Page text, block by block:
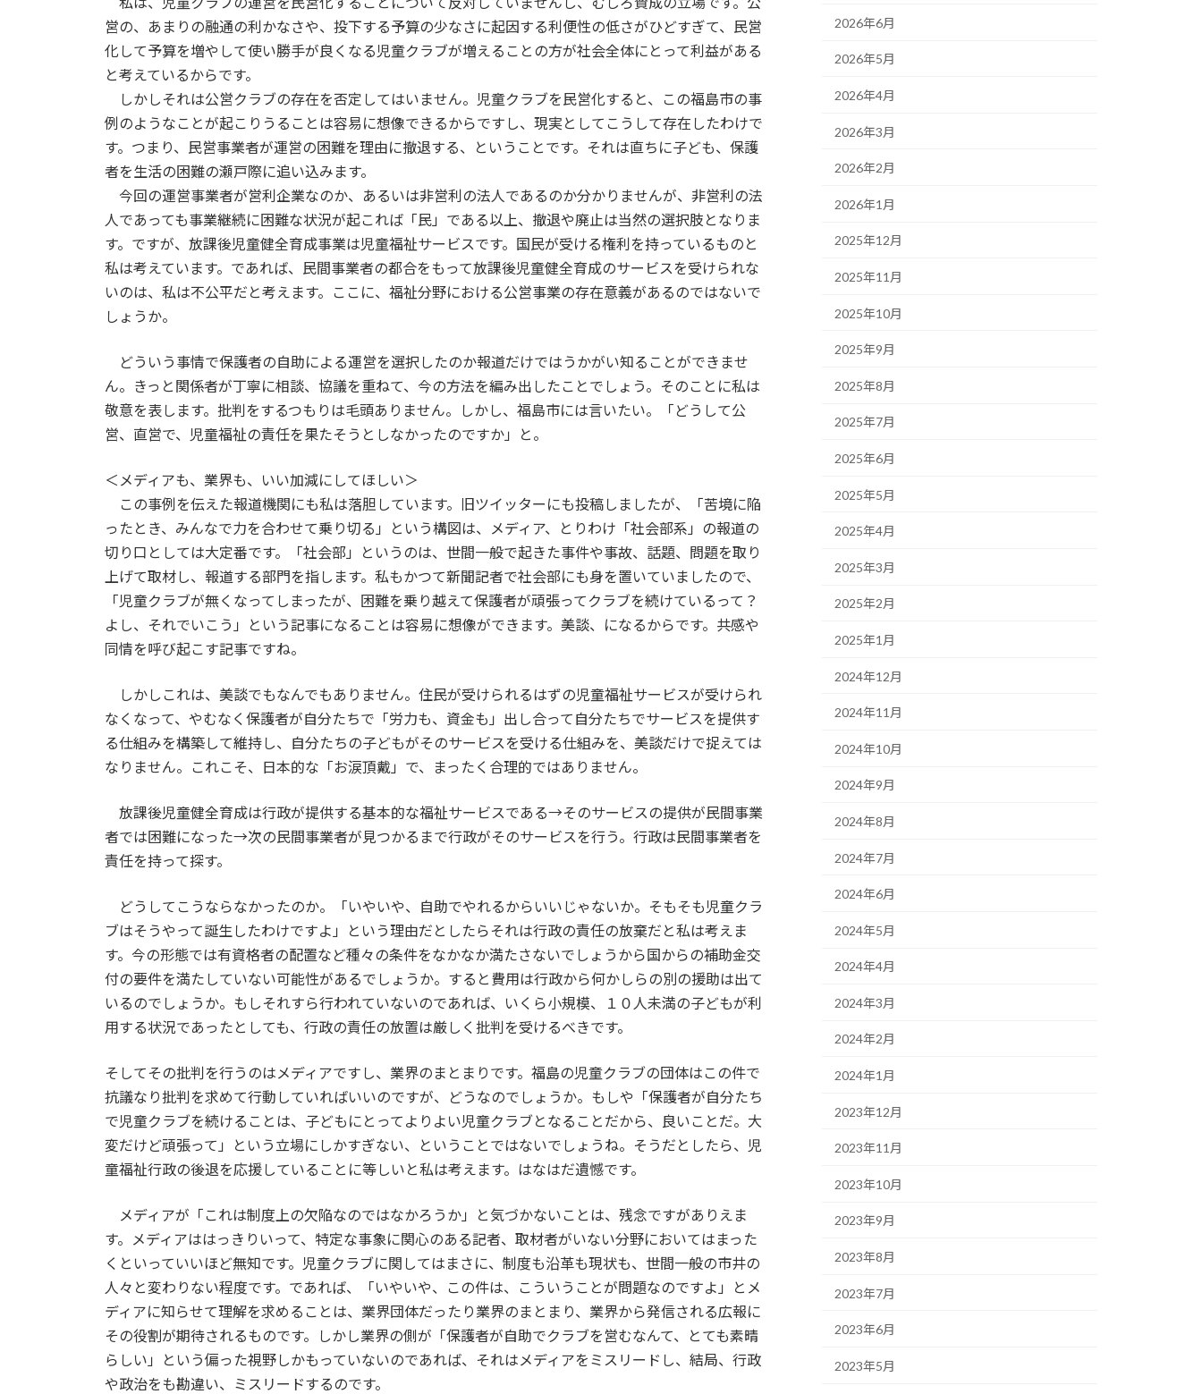
営の、あまりの融通の利かなさや、投下する予算の少なさに起因する利便性の低さがひどすぎて、民営
化して予算を増やして使い勝手が良くなる児童クラブが増えることの方が社会全体にとって利益がある
と考えているからです。
しかしそれは公営クラブの存在を否定してはいません。児童クラブを民営化すると、この福島市の事
例のようなことが起こりうることは容易に想像できるからですし、現実としてこうして存在したわけで
す。つまり、民営事業者が運営の困難を理由に撤退する、ということです。それは直ちに子ども、保護
者を生活の困難の瀬戸際に追い込みます。
今回の運営事業者が営利企業なのか、あるいは非営利の法人であるのか分かりませんが、非営利の法
人であっても事業継続に困難な状況が起これば「民」である以上、撤退や廃止は当然の選択肢となりま
す。ですが、放課後児童健全育成事業は児童福祉サービスです。国民が受ける権利を持っているものと
私は考えています。であれば、民間事業者の都合をもって放課後児童健全育成のサービスを受けられな
いのは、私は不公平だと考えます。ここに、福祉分野における公営事業の存在意義があるのではないで
しょうか。
どういう事情で保護者の自助による運営を選択したのか報道だけではうかがい知ることができませ
ん。きっと関係者が丁寧に相談、協議を重ねて、今の方法を編み出したことでしょう。そのことに私は
敬意を表します。批判をするつもりは毛頭ありません。しかし、福島市には言いたい。「どうして公
営、直営で、児童福祉の責任を果たそうとしなかったのですか」と。
＜メディアも、業界も、いい加減にしてほしい＞
この事例を伝えた報道機関にも私は落胆しています。旧ツイッターにも投稿しましたが、「苦境に陥
ったとき、みんなで力を合わせて乗り切る」という構図は、メディア、とりわけ「社会部系」の報道の
切り口としては大定番です。「社会部」というのは、世間一般で起きた事件や事故、話題、問題を取り
上げて取材し、報道する部門を指します。私もかつて新聞記者で社会部にも身を置いていましたので、
「児童クラブが無くなってしまったが、困難を乗り越えて保護者が頑張ってクラブを続けているって？
よし、それでいこう」という記事になることは容易に想像ができます。美談、になるからです。共感や
同情を呼び起こす記事ですね。
しかしこれは、美談でもなんでもありません。住民が受けられるはずの児童福祉サービスが受けられ
なくなって、やむなく保護者が自分たちで「労力も、資金も」出し合って自分たちでサービスを提供す
る仕組みを構築して維持し、自分たちの子どもがそのサービスを受ける仕組みを、美談だけで捉えては
なりません。これこそ、日本的な「お涙頂戴」で、まったく合理的ではありません。
放課後児童健全育成は行政が提供する基本的な福祉サービスである→そのサービスの提供が民間事業
者では困難になった→次の民間事業者が見つかるまで行政がそのサービスを行う。行政は民間事業者を
責任を持って探す。
どうしてこうならなかったのか。「いやいや、自助でやれるからいいじゃないか。そもそも児童クラ
ブはそうやって誕生したわけですよ」という理由だとしたらそれは行政の責任の放棄だと私は考えま
す。今の形態では有資格者の配置など種々の条件をなかなか満たさないでしょうから国からの補助金交
付の要件を満たしていない可能性があるでしょうか。すると費用は行政から何かしらの別の援助は出て
いるのでしょうか。もしそれすら行われていないのであれば、いくら小規模、１０人未満の子どもが利
用する状況であったとしても、行政の責任の放置は厳しく批判を受けるべきです。
そしてその批判を行うのはメディアですし、業界のまとまりです。福島の児童クラブの団体はこの件で
抗議なり批判を求めて行動していればいいのですが、どうなのでしょうか。もしや「保護者が自分たち
で児童クラブを続けることは、子どもにとってよりよい児童クラブとなることだから、良いことだ。大
変だけど頑張って」という立場にしかすぎない、ということではないでしょうね。そうだとしたら、児
童福祉行政の後退を応援していることに等しいと私は考えます。はなはだ遺憾です。
メディアが「これは制度上の欠陥なのではなかろうか」と気づかないことは、残念ですがありえま
す。メディアははっきりいって、特定な事象に関心のある記者、取材者がいない分野においてはまった
くといっていいほど無知です。児童クラブに関してはまさに、制度も沿革も現状も、世間一般の市井の
人々と変わりない程度です。であれば、「いやいや、この件は、こういうことが問題なのですよ」とメ
ディアに知らせて理解を求めることは、業界団体だったり業界のまとまり、業界から発信される広報に
その役割が期待されるものです。しかし業界の側が「保護者が自助でクラブを営むなんて、とても素晴
らしい」という偏った視野しかもっていないのであれば、それはメディアをミスリードし、結局、行政
や政治をも勘違い、ミスリードするのです。
2026年6月
2026年5月
2026年4月
2026年3月
2026年2月
2026年1月
2025年12月
2025年11月
2025年10月
2025年9月
2025年8月
2025年7月
2025年6月
2025年5月
2025年4月
2025年3月
2025年2月
2025年1月
2024年12月
2024年11月
2024年10月
2024年9月
2024年8月
2024年7月
2024年6月
2024年5月
2024年4月
2024年3月
2024年2月
2024年1月
2023年12月
2023年11月
2023年10月
2023年9月
2023年8月
2023年7月
2023年6月
2023年5月